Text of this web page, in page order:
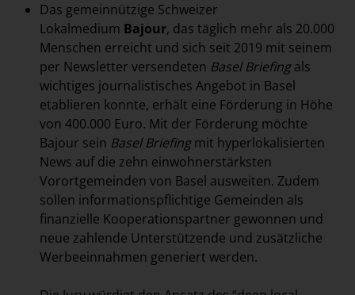
Das gemeinnützige Schweizer
Lokalmedium Bajour, das täglich mehr als 20.000
Menschen erreicht und sich seit 2019 mit seinem
per Newsletter versendeten Basel Briefingals
wichtiges journalistisches Angebot in Basel
etablieren konnte, erhält eine Förderung in Höhe
von 400.000 Euro. Mit der Förderung möchte
Bajour sein Basel Briefingmit hyperlokalisierten
News auf die zehn einwohnerstärksten
Vorortgemeinden von Basel ausweiten. Zudem
sollen informationspflichtige Gemeinden als
finanzielle Kooperationspartner gewonnen und
neue zahlende Unterstützende und zusätzliche
Werbeeinnahmen generiert werden.